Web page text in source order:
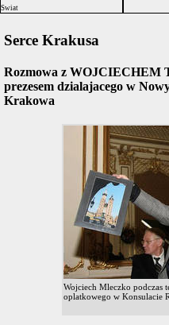
Swiat
Serce Krakusa
Rozmowa z WOJCIECHEM
prezesem dzialajacego w
Krakowa
Wojciech Mleczko podczas
oplatkowego w Konsulacie